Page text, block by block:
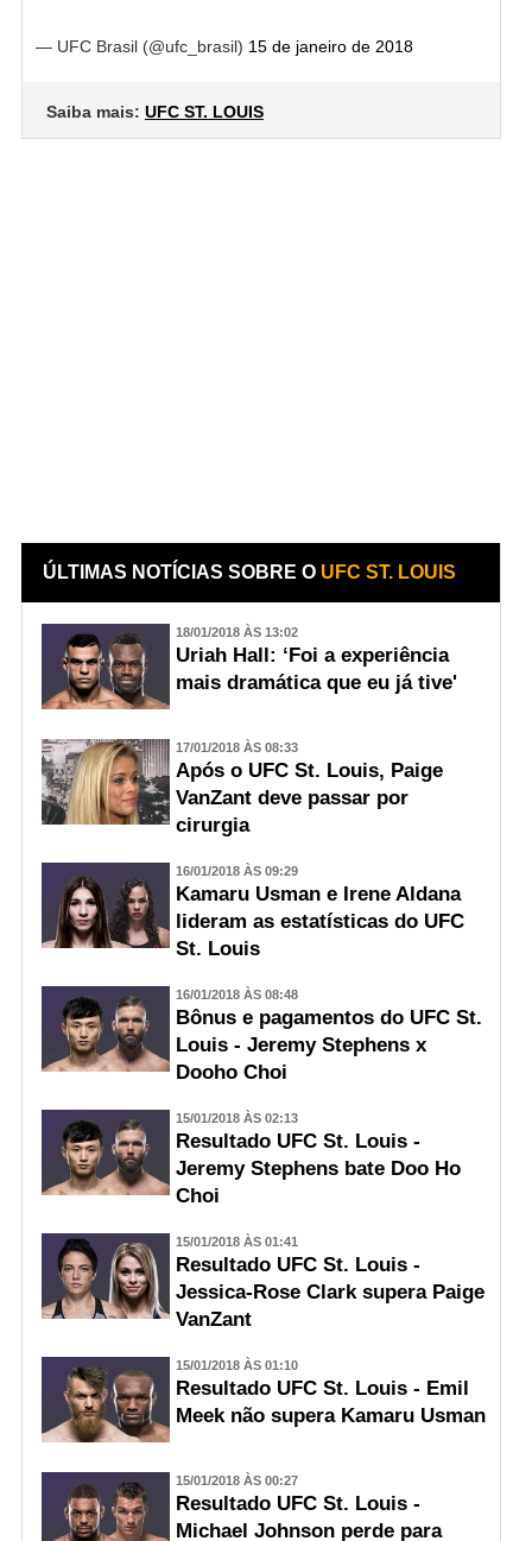
— UFC Brasil (@ufc_brasil) 15 de janeiro de 2018
Saiba mais: UFC ST. LOUIS
ÚLTIMAS NOTÍCIAS SOBRE O UFC ST. LOUIS
18/01/2018 ÀS 13:02
Uriah Hall: ‘Foi a experiência
mais dramática que eu já tive'
17/01/2018 ÀS 08:33
Após o UFC St. Louis, Paige
VanZant deve passar por
cirurgia
16/01/2018 ÀS 09:29
Kamaru Usman e Irene Aldana
lideram as estatísticas do UFC
St. Louis
16/01/2018 ÀS 08:48
Bônus e pagamentos do UFC St.
Louis - Jeremy Stephens x
Dooho Choi
15/01/2018 ÀS 02:13
Resultado UFC St. Louis -
Jeremy Stephens bate Doo Ho
Choi
15/01/2018 ÀS 01:41
Resultado UFC St. Louis -
Jessica-Rose Clark supera Paige
VanZant
15/01/2018 ÀS 01:10
Resultado UFC St. Louis - Emil
Meek não supera Kamaru Usman
15/01/2018 ÀS 00:27
Resultado UFC St. Louis -
Michael Johnson perde para